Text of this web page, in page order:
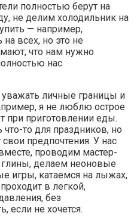
полностью берут на
не делим холодильник на
— например,
всех, но это не
что нам нужно
нас
личные границы и
я не люблю острое
при приготовлении еды.
то для праздников, но
предпочтения. У нас
проводим мастер-
делаем неоновые
игры, катаемся на лыжах,
в легкой,
без
если не хочется.